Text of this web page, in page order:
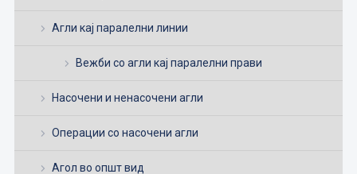
Агли кај паралелни линии
Вежби со агли кај паралелни прави
Насочени и ненасочени агли
Операции со насочени агли
Агол во општ вид